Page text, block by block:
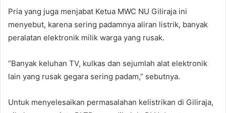
Pria yang juga menjabat Ketua MWC NU Giliraja ini
menyebut, karena sering padamnya aliran listrik, banyak
peralatan elektronik milik warga yang rusak.
“Banyak keluhan TV, kulkas dan sejumlah alat elektronik
lain yang rusak gegara sering padam,” sebutnya.
Untuk menyelesaikan permasalahan kelistrikan di Giliraja,